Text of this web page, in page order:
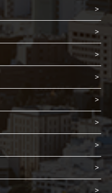
に情報が保存される、またはブラウ
があります。情報の主な保存先は
訪問者に関する情報、サイト訪問者
れらの情報はサイトを正常に機能さ